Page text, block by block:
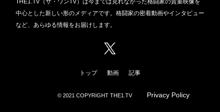
THE1.TV（ザ・ワンTV）は今までは見れなかった格闘家の貴重映像を
中心とした新しい形のメディアです。格闘家の密着動画やインタビュー
など、あらゆる情報をお届けします。
トップ 動画 記事
© 2021 COPYRIGHT THE1.TV Privacy Policy